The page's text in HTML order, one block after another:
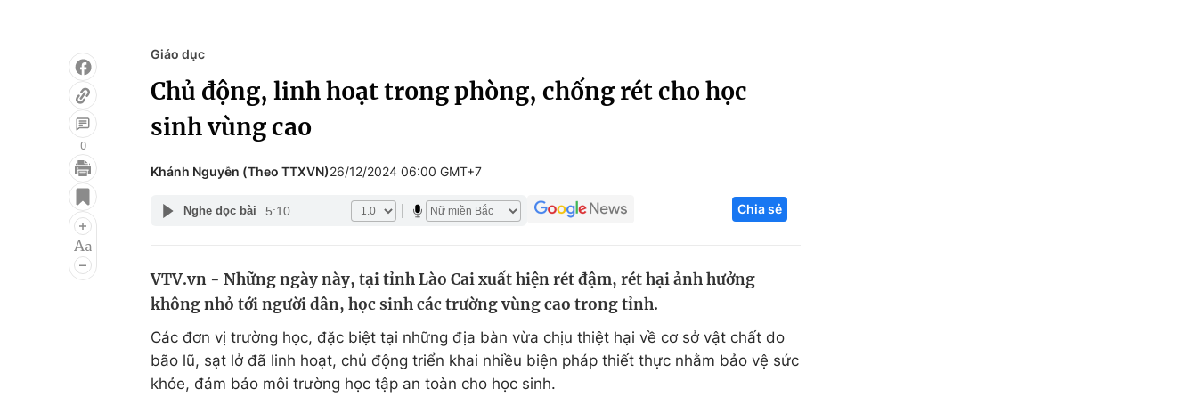
Infographic
Điện ảnh
Âm nhạc
Du lịch
Chất lượng cuộc sống
Tuyển sinh
Hitech Công nghệ tương lai
Thị trường
0
Giáo dục
Chủ động, linh hoạt trong phòng, chống rét cho học
sinh vùng cao
Khánh Nguyễn (Theo TTXVN)26/12/2024 06:00 GMT+7
Nghe đọc bài 5:10 Chia sẻ
VTV.vn - Những ngày này, tại tỉnh Lào Cai xuất hiện rét đậm, rét hại ảnh hưởng
không nhỏ tới người dân, học sinh các trường vùng cao trong tỉnh.
Các đơn vị trường học, đặc biệt tại những địa bàn vừa chịu thiệt hại về cơ sở vật chất do
bão lũ, sạt lở đã linh hoạt, chủ động triển khai nhiều biện pháp thiết thực nhằm bảo vệ sức
khỏe, đảm bảo môi trường học tập an toàn cho học sinh.